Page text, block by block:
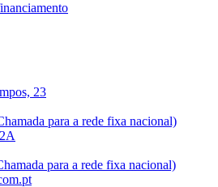
23
para a rede fixa nacional)
para a rede fixa nacional)